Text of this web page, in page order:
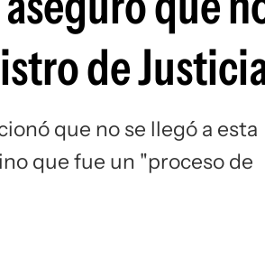
de
que no se llegó a esta
que fue un "proceso de